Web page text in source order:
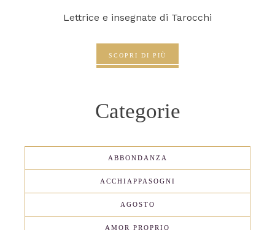
Lettrice e insegnate di Tarocchi
SCOPRI DI PIÙ
Categorie
ABBONDANZA
ACCHIAPPASOGNI
AGOSTO
AMOR PROPRIO